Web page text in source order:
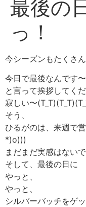
最後の
っ！
今シーズンもたくさ
今日で最後なんです〜
と言って挨拶してく
寂しい〜
そう、
ひるがのは、来週で
*)o)))
まだまだ実感はない
そして、最後の日に
やっと、
やっと、
シルバーバッチをゲ